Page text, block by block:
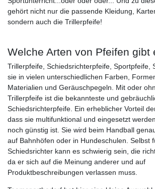
gehört nicht nur die passende Kleidung,
sondern auch die Trillerpfeife!
Welche Arten von Pfeifen gibt
Trillerpfeife, Schiedsrichterpfeife, Sportpfeife,
sie in vielen unterschiedlichen Farben,
Materialien und Geräuschpegeln. Mit oder
Trillerpfeife ist die bekannteste und
Schiedsrichterpfeife. Ein erheblicher Vorteil
dass sie multifunktional und eingesetzt
noch günstig ist. Sie wird beim Handball
auf Bahnhöfen oder in Hundeschulen. Selbst
Schiedsrichter kann es schwierig sein, die
da er sich auf die Meinung anderer und auf
Produktbeschreibungen verlassen muss.